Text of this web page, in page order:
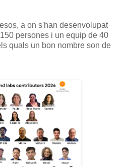
a on s'han desenvolupat
persones i un equip de 40
quals un bon nombre son de